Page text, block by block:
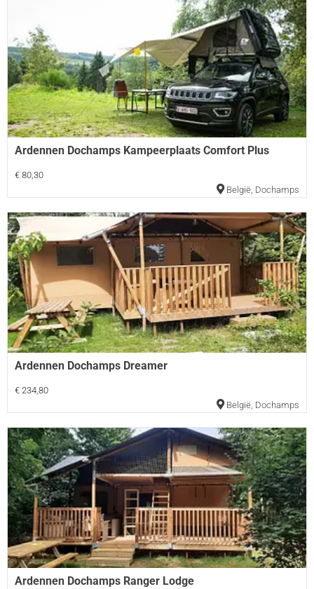
Ardennen Dochamps Kampeerplaats Comfort Plus
€ 80,30
België, Dochamps
Ardennen Dochamps Dreamer
€ 234,80
België, Dochamps
Ardennen Dochamps Ranger Lodge